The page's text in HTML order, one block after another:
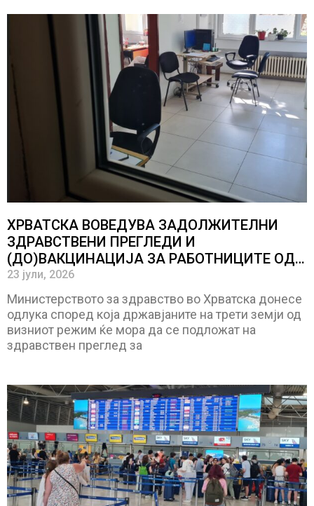
ХРВАТСКА ВОВЕДУВА ЗАДОЛЖИТЕЛНИ
ЗДРАВСТВЕНИ ПРЕГЛЕДИ И
(ДО)ВАКЦИНАЦИЈА ЗА РАБОТНИЦИТЕ ОД
ТРЕТИ ЗЕМЈИ
23 јули, 2026
Министерството за здравство во Хрватска донесе
одлука според која државјаните на трети земји од
визниот режим ќе мора да се подложат на
здравствен преглед за